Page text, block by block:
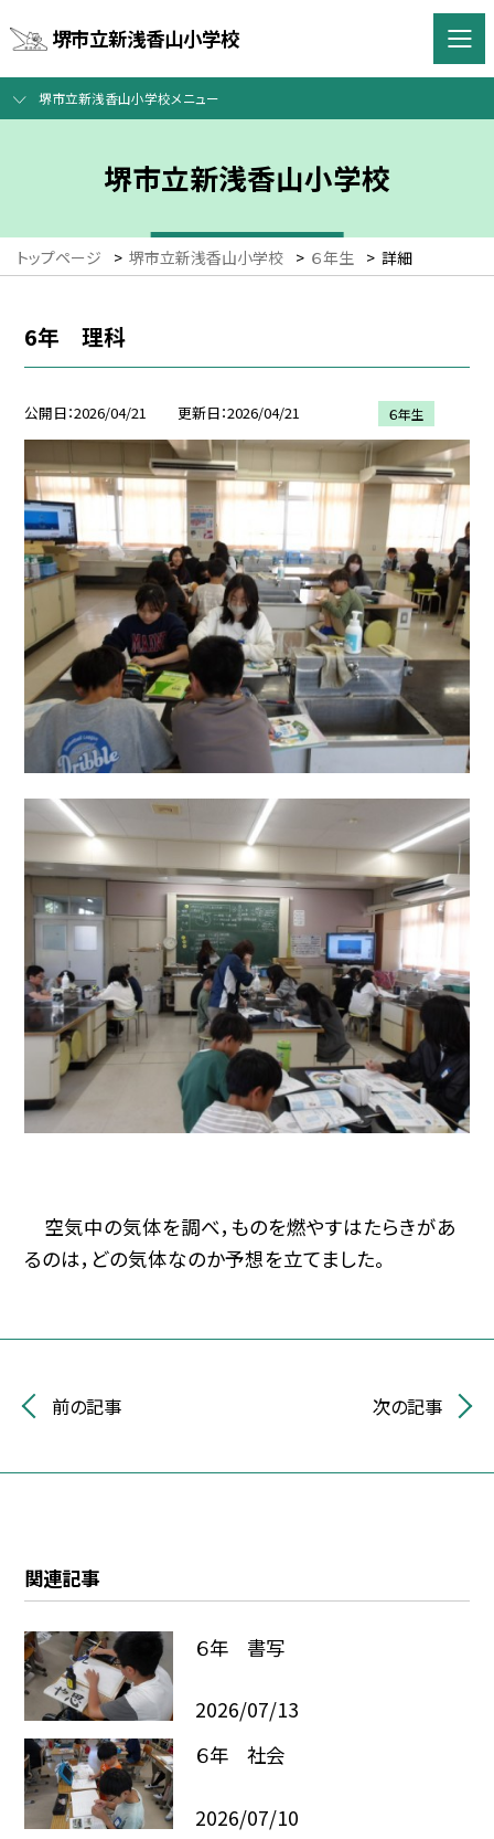
堺市立新浅香山小学校
堺市立新浅香山小学校メニュー
堺市立新浅香山小学校
トップページ > 堺市立新浅香山小学校 > ６年生 > 詳細
6年 理科
公開日 2026/04/21 更新日 2026/04/21 ６年生
空気中の気体を調べ，ものを燃やすはたらきがあ
るのは，どの気体なのか予想を立てました。
前の記事 次の記事
関連記事
６年 書写
2026/07/13
６年 社会
2026/07/10